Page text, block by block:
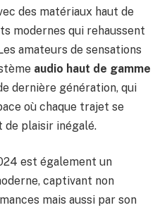
des matériaux haut de
modernes qui rehaussent
amateurs de sensations
audio haut de gamme
dernière génération, qui
où chaque trajet se
de plaisir inégalé.
est également un
captivant non
mais aussi par son